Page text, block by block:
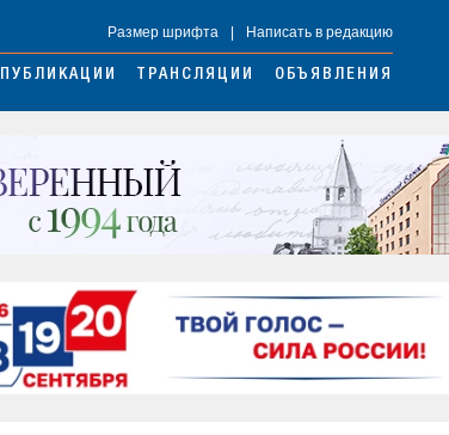
Размер шрифта Написать в редакцию
ПУБЛИКАЦИИ ТРАНСЛЯЦИИ ОБЪЯВЛЕНИЯ